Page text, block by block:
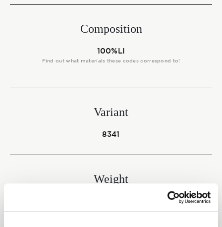
Composition
100%LI
Find out what materials these codes correspond to!
Variant
8341
Weight
NEWS